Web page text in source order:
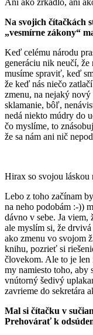
Na svojich čítačkách
„vesmírne zákony“
Keď celému národu
generáciu nik neučí,
musíme spraviť, keď
že keď nás niečo
zmenu, na nejaký
sklamanie, bôľ,
nedá niekto múdry do
čo myslíme, to
že sa nám ani nič
Hirax so svojou láskou
Lebo z toho začínam
na neho podobám :-))
dávno v sebe. Ja viem,
ale myslím si, že
ako zmenu vo svojom
knihu, pozrieť si
človekom. Ale to je len
my namiesto toho, aby
vnútorný šedivý
zavrieme do sekretára
Mal si čítačku v
Prehovárať k